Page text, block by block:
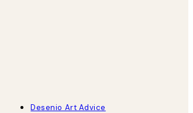
Desenio Art Advice